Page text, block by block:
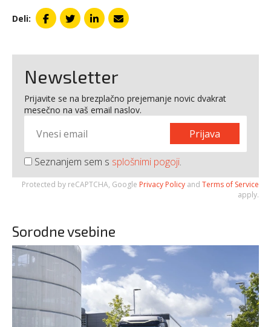
Deli:
Newsletter
Prijavite se na brezplačno prejemanje novic dvakrat
mesečno na vaš email naslov.
Prijava
Seznanjem sem s splošnimi pogoji.
Protected by reCAPTCHA, Google Privacy Policy and Terms of Service
apply.
Sorodne vsebine